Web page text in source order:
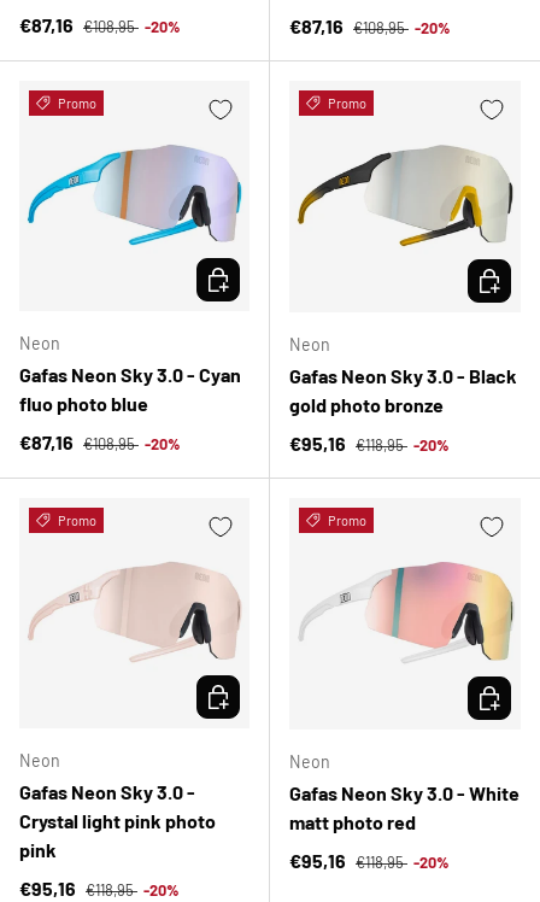
Precio de venta
€87,16 Precio normal
€108,95 -20%
Precio de venta
€87,16 Precio normal
€108,95 -20%
Promo
Neon
Gafas Neon Sky 3.0 - Cyan
fluo photo blue
Precio de venta
€87,16 Precio normal
€108,95 -20%
ELEGIR OPCIONES
Promo
Neon
Gafas Neon Sky 3.0 - Black
gold photo bronze
Precio de venta
€95,16 Precio normal
€118,95 -20%
ELEGIR
Promo
Neon
Gafas Neon Sky 3.0 -
Crystal light pink photo
pink
Precio de venta
€95,16 Precio normal
€118,95 -20%
ELEGIR OPCIONES
Promo
Neon
Gafas Neon Sky 3.0 - White
matt photo red
Precio de venta
€95,16 Precio normal
€118,95 -20%
ELEGIR